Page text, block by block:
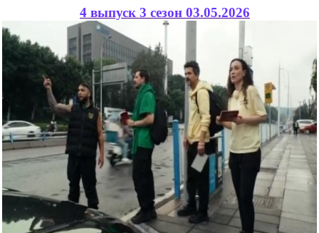
4 выпуск 3 сезон 03.05.2026